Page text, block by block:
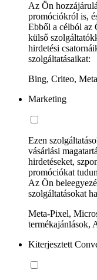
Az Ön
promóciókról is,
Ebből a célból az
külső
hirdetési
szolgáltatásaikat:
Bing, Criteo,
Marketing
Ezen
vásárlási
hirdetéseket,
promóciókat
Az Ön
szolgáltatásokat
Meta-Pixel,
termékajánlások,
Kiterjesztett